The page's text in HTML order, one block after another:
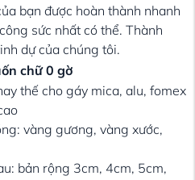
bạn được hoàn thành nhanh
sức nhất có thể. Thành
dự của chúng tôi.
chữ 0 gờ
thế cho gáy mica, alu, fomex
vàng gương, vàng xước,
bản rộng 3cm, 4cm, 5cm,